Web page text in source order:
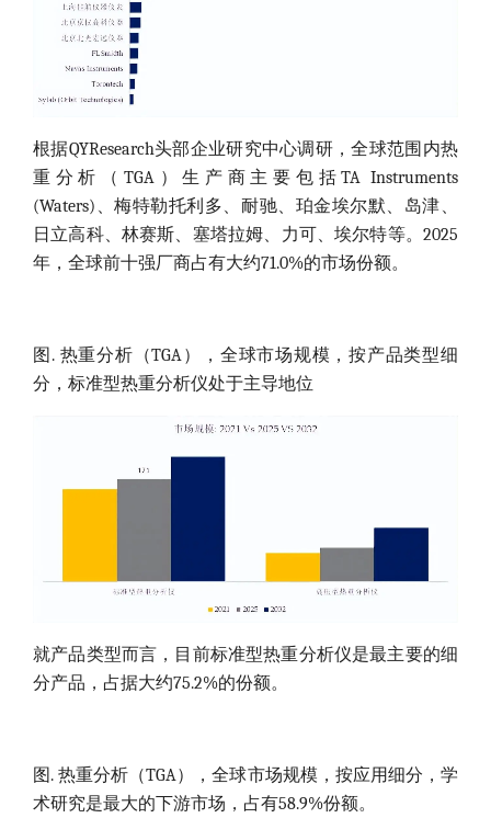
根据QYResearch头部企业研究中心调研，全球范围内热
重分析（TGA）生产商主要包括TA Instruments
(Waters)、梅特勒托利多、耐驰、珀金埃尔默、岛津、
日立高科、林赛斯、塞塔拉姆、力可、埃尔特等。2025
年，全球前十强厂商占有大约71.0%的市场份额。
图. 热重分析（TGA），全球市场规模，按产品类型细
分，标准型热重分析仪处于主导地位
就产品类型而言，目前标准型热重分析仪是最主要的细
分产品，占据大约75.2%的份额。
图. 热重分析（TGA），全球市场规模，按应用细分，学
术研究是最大的下游市场，占有58.9%份额。